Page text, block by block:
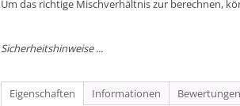
Um das richtige Mischverhältnis zur berechnen,
Sicherheitshinweise ...
Eigenschaften Informationen Bewertungen